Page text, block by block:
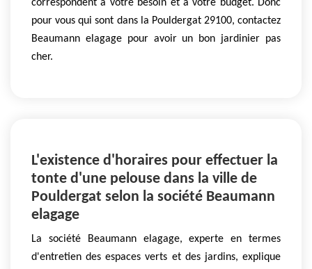
correspondent à votre besoin et à votre budget. Donc
pour vous qui sont dans la Pouldergat 29100, contactez
Beaumann elagage pour avoir un bon jardinier pas
cher.
L'existence d'horaires pour effectuer la
tonte d'une pelouse dans la ville de
Pouldergat selon la société Beaumann
elagage
La société Beaumann elagage, experte en termes
d'entretien des espaces verts et des jardins, explique